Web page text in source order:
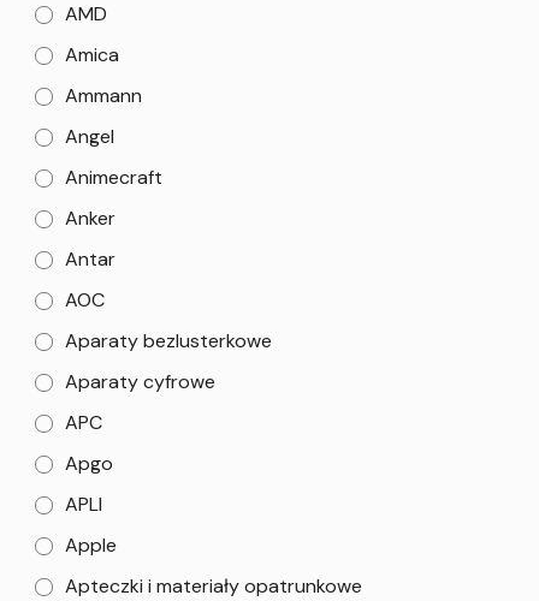
AMD
Amica
Ammann
Angel
Animecraft
Anker
Antar
AOC
Aparaty bezlusterkowe
Aparaty cyfrowe
APC
Apgo
APLI
Apple
Apteczki i materiały opatrunkowe